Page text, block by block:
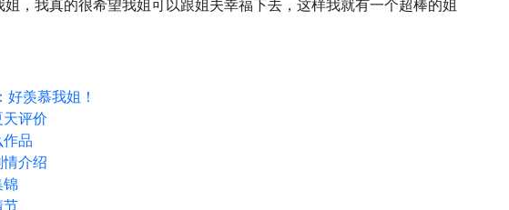
，我真的很希望我姐可以跟姐夫幸福下去，这样我就有一个超棒的姐
羡慕我姐！
评价
品
介绍
锦
节